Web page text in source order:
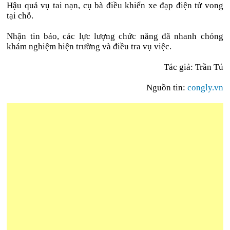
Hậu quả vụ tai nạn, cụ bà điều khiển xe đạp điện tử vong
tại chỗ.
Nhận tin báo, các lực lượng chức năng đã nhanh chóng
khám nghiệm hiện trường và điều tra vụ việc.
Tác giả: Trần Tú
Nguồn tin: congly.vn